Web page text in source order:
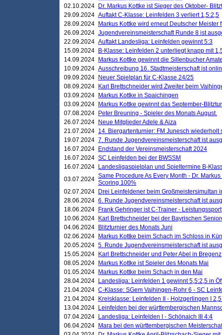
02.10.2024
Dr. Markus Kottke ist Sieger des Oktober-
29.09.2024 Auftakt C-Klasse: Leinfelden 3 verliert 1,5:2,5
28.09.2024
Markus Kottke wird erneut Deutscher Meister
26.09.2024 Jugendvereinsmeisterschaft Runde 8 ist
22.09.2024 Auftakt Landesliga: Leinfelden gewinnt 5:3
15.09.2024
B-Klasse: Leinfelden 2 unterliegt knapp mit
14.09.2024
Markus Kottke gewinnt die Sillenbucher
10.09.2024 Ausschreibung 16. Stadtmeisterschaft ist
09.09.2024
Neuer Spielplan für C-Klasse 24/25
08.09.2024
Karl Brettschneider wird Zweiter beim
03.09.2024
Markus Kottke in Spaichingen
03.09.2024
Markus Kottke gewinnt das September-
07.08.2024
Peter Breuning - Spieler des Monats August.
26.07.2024
Neue Mitglieder Adele & Aiza
21.07.2024 14. Biergartenturnier: FM Junesch wiederholt
19.07.2024 7. Runde Jugendvereinsmeisterschaft ist
16.07.2024
Endstand der Vereinsmeisterschaft 2024
16.07.2024 SC Leinfelden bei der BWSSM
16.07.2024
Landesligaspielplan und Spieltermine B-
03.07.2024 Same Procedure As Every Month - Dr.
Scoring 100%
02.07.2024
Drei Leinfeldener beim Großmeistersimultan
28.06.2024 6. Runde Jugendvereinsmeisterschaft ist
18.06.2024
Frank Gehringer ist C-Trainer - Leistungssport
10.06.2024
Karl Brettschneider bei der Bayrischen
04.06.2024
Blitzturnier des Monats Juni
02.06.2024
Markus Kottke beim Schach im Schloss in
20.05.2024 5. Runde Jugendvereinsmeisterschaft ist
15.05.2024
Karl Brettschneider und Peter Abel in Bregenz
08.05.2024
Markus Kottke ist Spieler des Monats Mai
01.05.2024
Markus Kottke beim Schach in den Mai
28.04.2024
Landesliga: Leinfelden 1 gewinnt 5,5:2,5 in
21.04.2024 C-Klasse: SGem Vaihingen-Rohr 6 - SC
21.04.2024
Kreisklasse: Leinfelden II - Holzgerlingen I
13.04.2024
Leinfelden bei der württembergischen
07.04.2024
Landesliga: Leinfelden I - Schönaich III 4:4
06.04.2024
Mara bei den württembergischen